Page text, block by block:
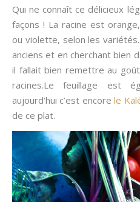
Qui ne connaît ce délicieux
façons ! La racine est
ou violette, selon les
anciens et en cherchant bien
il fallait bien remettre au
racines.Le feuillage est
aujourd’hui c’est encorele
de ce plat.